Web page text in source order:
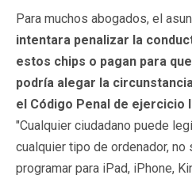
Para muchos abogados, el
intentara penalizar la
estos chips o pagan para
podría alegar la
el Código Penal de ejercicio
"Cualquier ciudadano puede
cualquier tipo de ordenador,
programar para iPad, iPhone,